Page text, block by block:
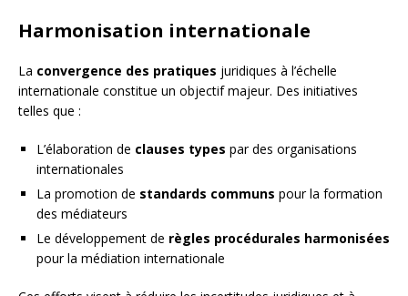
Harmonisation internationale
La convergence des pratiques juridiques à l’échelle
internationale constitue un objectif majeur. Des initiatives
telles que :
L’élaboration de clauses types par des organisations
internationales
La promotion de standards communs pour la formation
des médiateurs
Le développement de règles procédurales harmonisées
pour la médiation internationale